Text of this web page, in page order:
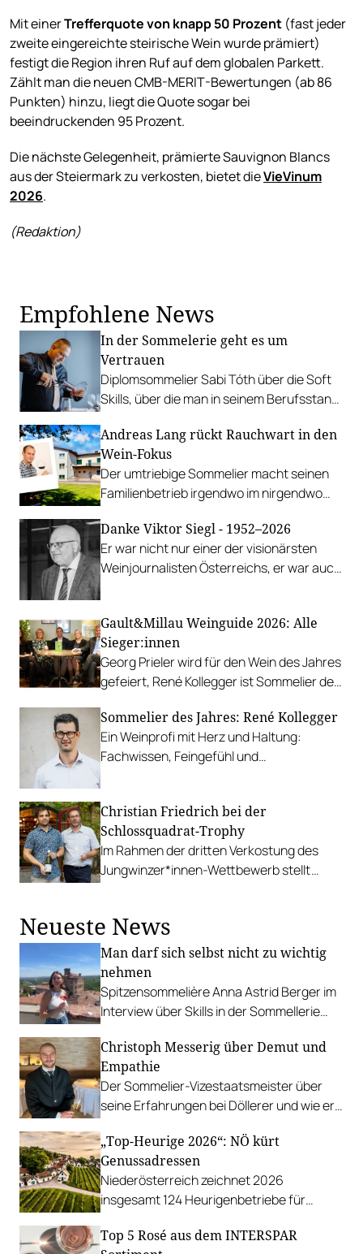
Mit einerTrefferquote von knapp 50 Prozent (fast jeder
zweite eingereichte steirische Wein wurde prämiert)
festigt die Region ihren Ruf auf dem globalen Parkett.
Zählt man die neuen CMB-MERIT-Bewertungen (ab 86
Punkten) hinzu, liegt die Quote sogar bei
beeindruckenden 95 Prozent.
Die nächste Gelegenheit, prämierte Sauvignon Blancs
aus der Steiermark zu verkosten, bietet dieVieVinum
2026.
(Redaktion)
Empfohlene News
In der Sommelerie geht es um
Vertrauen
Diplomsommelier Sabi Tóth über die Soft
Skills, über die man in seinem Berufsstand
Andreas Lang rückt Rauchwart in den
Wein-Fokus
Der umtriebige Sommelier macht seinen
Familienbetrieb irgendwo im nirgendwo
Danke Viktor Siegl - 1952–2026
Er war nicht nur einer der visionärsten
Weinjournalisten Österreichs, er war auch
Gault&Millau Weinguide 2026: Alle
Sieger:innen
Georg Prieler wird für den Wein des Jahres
gefeiert, René Kollegger ist Sommelier des
Punkten.
Sommelier des Jahres: René Kollegger
Ein Weinprofi mit Herz und Haltung:
Fachwissen, Feingefühl und
Christian Friedrich bei der
Schlossquadrat-Trophy
Im Rahmen der dritten Verkostung des
Jungwinzer*innen-Wettbewerb stellt
Neueste News
Man darf sich selbst nicht zu wichtig
nehmen
Spitzensommelière Anna Astrid Berger im
Interview über Skills in der Sommellerie
Staatsmeisterschaft so cool zu
performen.
Christoph Messerig über Demut und
Empathie
Der Sommelier-Vizestaatsmeister über
seine Erfahrungen bei Döllerer und wie er
„Top-Heurige 2026“: NÖ kürt
Genussadressen
Niederösterreich zeichnet 2026
insgesamt 124 Heurigenbetriebe für
Top 5 Rosé aus dem INTERSPAR